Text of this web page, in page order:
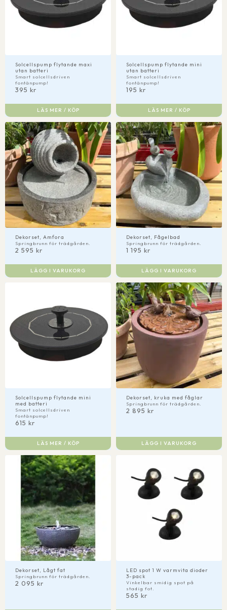
Solcellspump flytande maxi
utan batteri
395 kr
Smart solcellsdriven
fontänpump!
LÄS MER / KÖP
Solcellspump flytande mini
utan batteri
195 kr
Smart solcellsdriven
fontänpump!
LÄS MER / KÖP
Dekorset, Amfora
2 595 kr
Springbrunn för trädgården.
LÄGG I VARUKORG
Dekorset, Fågelbad
1 195 kr
Springbrunn för trädgården.
LÄGG I VARUKORG
Solcellspump flytande mini
med batteri
615 kr
Smart solcellsdriven
fontänpump!
LÄS MER / KÖP
Dekorset, kruka med fåglar
2 895 kr
Springbrunn för trädgården.
LÄGG I VARUKORG
Dekorset, Lågt fat
2 095 kr
Springbrunn för trädgården.
LED spot 1 W varmvita dioder
3-pack
565 kr
Vinkelbar smidig spot på
stadig fot.